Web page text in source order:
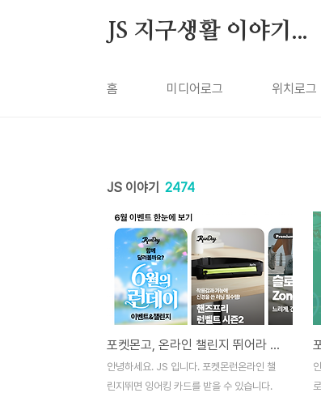
JS 지구생활 이야기...
홈 미디어로그 위치로그
JS 이야기 2474
포켓몬고, 온라인 챌린지 뛰어라 그럼 잉어킹을 받는다.
안녕하세요. JS 입니다. 포켓몬런온라인 챌
린지뛰면 잉어킹 카드를 받을 수 있습니다.